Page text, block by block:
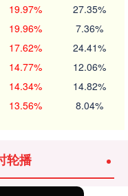
19.97% 27.35%
19.96% 7.36%
17.62% 24.41%
14.77% 12.06%
14.34% 14.82%
13.56% 8.04%
轮播